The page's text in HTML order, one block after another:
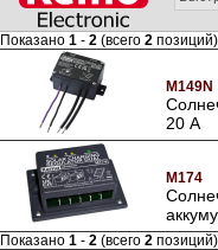
Показано 1 - 2 (всего 2 позиций)
M149N
20 A
M174
Показано 1 - 2 (всего 2 позиций)